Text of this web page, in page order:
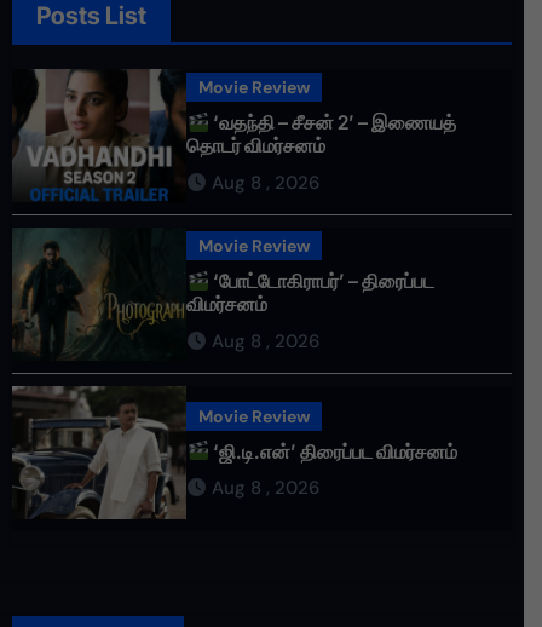
Posts List
Movie Review
‘வதந்தி – சீசன் 2’ – இணையத்
தொடர் விமர்சனம்
Aug 8 , 2026
Movie Review
‘போட்டோகிராபர்’ – திரைப்பட
விமர்சனம்
Aug 8 , 2026
Movie Review
‘ஜி.டி.என்’ திரைப்பட விமர்சனம்
Aug 8 , 2026